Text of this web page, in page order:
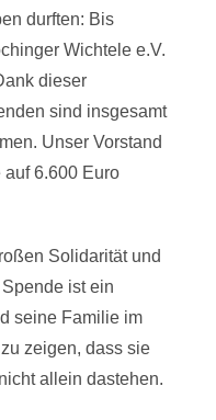
durften: Bis
Wichtele e.V.
dieser
sind insgesamt
Unser Vorstand
auf 6.600 Euro
Solidarität und
ist ein
seine Familie im
zeigen, dass sie
allein dastehen.